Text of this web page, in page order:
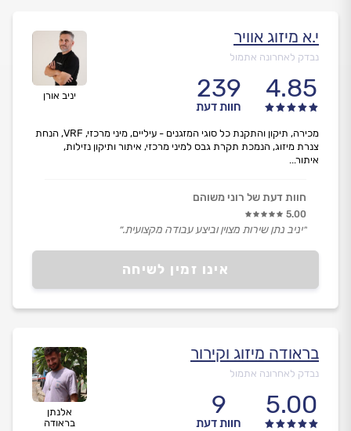
יניב אורן
י.א מיזוג אוויר
נבדק לאחרונה אתמול
4.85
239
חוות דעת
אינו זמין לשיחה
מכירה, תיקון והתקנת כל סוגי המזגנים - עיליים, מיני מרכזי, VRF, הנחת
צנרת מיזוג, הנמכת תקרת גבס למיני מרכזי, איתור ותיקון נזילות,
איתור...
חוות דעת של רוני משוהם
5.00
״יניב נתן שירות מצוין וביצע עבודה מקצועית.״
אלנתן
בראודה
בראודה מיזוג וקירור
נבדק לאחרונה אתמול
5.00
9
חוות דעת